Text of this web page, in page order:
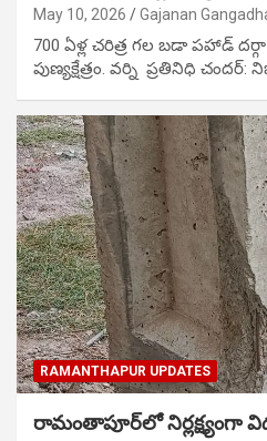
May 10, 2026 Gajanan
700 ఏళ్ల చరిత్ర గల బడా పహాడ్
పుణ్యక్షేత్రం. వర్ని ప్రతినిధి
RAMANTHAPUR UPDATES
రామంతాపూర్‌లో నిర్లక్ష్యంగా